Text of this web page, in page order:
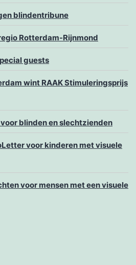
blindentribune
Rotterdam-Rijnmond
guests
wint RAAK Stimuleringsprijs
blinden en slechtzienden
voor kinderen met visuele
voor mensen met een visuele